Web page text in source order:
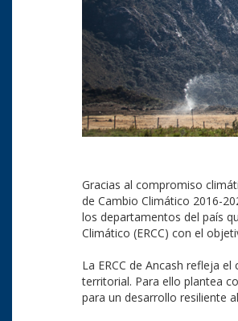
Gracias al compromiso
de Cambio Climático 2016-
los departamentos del país
Climático (ERCC) con el
La ERCC de Ancash refleja
territorial. Para ello plantea
para un desarrollo resiliente